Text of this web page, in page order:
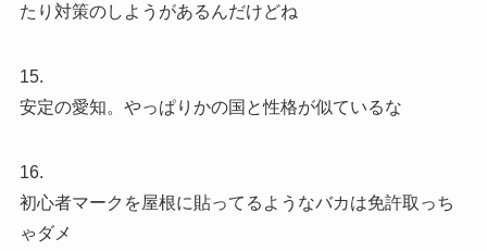
たり対策のしようがあるんだけどね
15.
安定の愛知。やっぱりかの国と性格が似ているな
16.
初心者マークを屋根に貼ってるようなバカは免許取っち
ゃダメ